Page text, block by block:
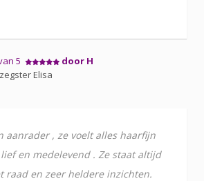
5
door H
Elisa
aanrader , ze voelt alles haarfijn
en medelevend . Ze staat altijd
raad en zeer heldere inzichten.